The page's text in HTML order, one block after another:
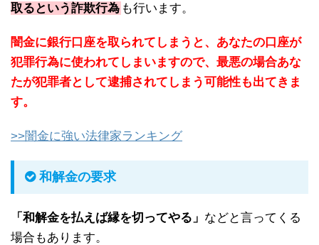
取るという詐欺行為 も行います。
闇金に銀行口座を取られてしまうと、あなたの口座が
犯罪行為に使われてしまいますので、最悪の場合あな
たが犯罪者として逮捕されてしまう可能性も出てきま
す。
>>闇金に強い法律家ランキング
和解金の要求
「和解金を払えば縁を切ってやる」 などと言ってくる
場合もあります。